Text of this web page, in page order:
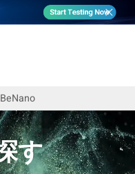
BeNano
す